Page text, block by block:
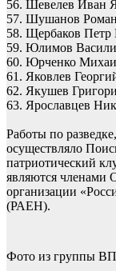
56. Шевелев Иван
57. Шушанов
58. Щербаков Петр
59. Юлимов
60. Юрченко
61. Яковлев
62. Якушев
63. Ярославцев
Работы по
осуществляло
патриотический
являются членами
организации
(РАЕН).
Фото из группы